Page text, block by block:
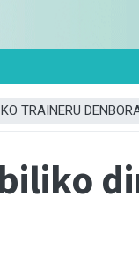
TRAINERU